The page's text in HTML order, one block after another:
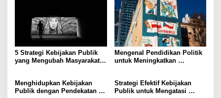
5 Strategi Kebijakan Publik
yang Mengubah Masyarakat
Mengenal Pendidikan Politik
untuk Meningkatkan
Menghidupkan Kebijakan
Publik dengan Pendekatan
Strategi Efektif Kebijakan
Publik untuk Mengatasi